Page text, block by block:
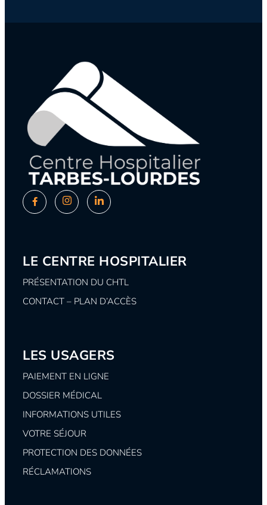
LE CENTRE HOSPITALIER
PRÉSENTATION DU CHTL
CONTACT – PLAN D’ACCÈS
LES USAGERS
PAIEMENT EN LIGNE
DOSSIER MÉDICAL
INFORMATIONS UTILES
VOTRE SÉJOUR
PROTECTION DES DONNÉES
RÉCLAMATIONS